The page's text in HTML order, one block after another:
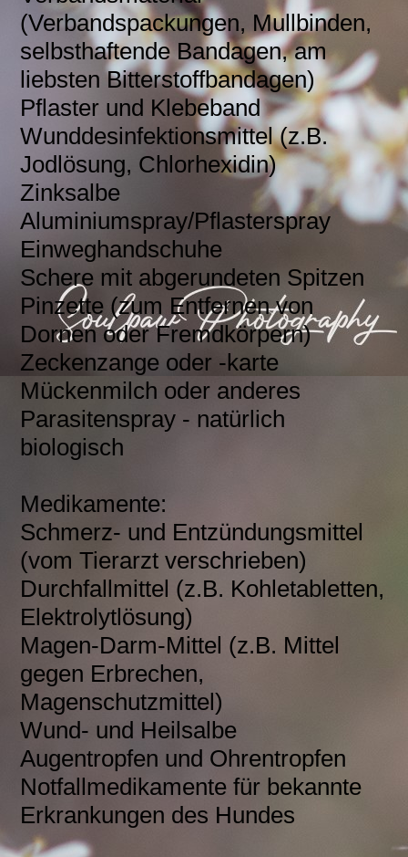
(Verbandspackungen, Mullbinden,
selbsthaftende Bandagen, am
liebsten Bitterstoffbandagen)
Pflaster und Klebeband
Wunddesinfektionsmittel (z.B.
Jodlösung, Chlorhexidin)
Zinksalbe
Aluminiumspray/Pflasterspray
Einweghandschuhe
Schere mit abgerundeten Spitzen
Pinzette (zum Entfernen von
Dornen oder Fremdkörpern)
Zeckenzange oder -karte
Mückenmilch oder anderes
Parasitenspray - natürlich
biologisch
Medikamente:
Schmerz- und Entzündungsmittel
(vom Tierarzt verschrieben)
Durchfallmittel (z.B. Kohletabletten,
Elektrolytlösung)
Magen-Darm-Mittel (z.B. Mittel
gegen Erbrechen,
Magenschutzmittel)
Wund- und Heilsalbe
Augentropfen und Ohrentropfen
Notfallmedikamente für bekannte
Erkrankungen des Hundes